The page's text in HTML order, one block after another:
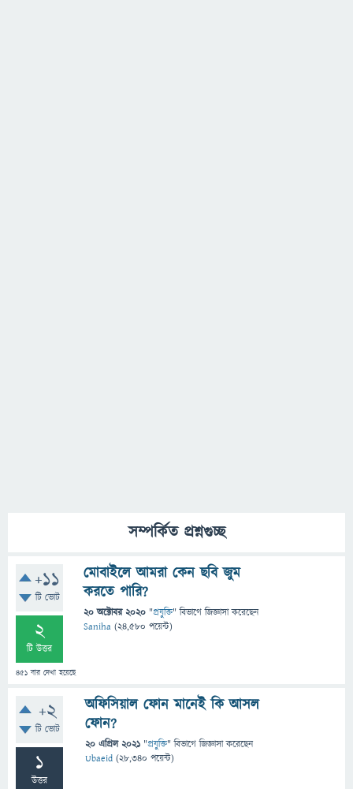
সম্পর্কিত প্রশ্নগুচ্ছ
+11
টি ভোট
2
টি উত্তর
451 বার দেখা হয়েছে
মোবাইলে আমরা কেন ছবি জুম
করতে পারি?
20 অক্টোবর 2020 "প্রযুক্তি" বিভাগে জিজ্ঞাসাকরেছেন
Saniha (24,580 পয়েন্ট)
+2
টি ভোট
1
উত্তর
অফিসিয়াল ফোন মানেই কি আসল
ফোন?
20 এপ্রিল 2021 "প্রযুক্তি" বিভাগে জিজ্ঞাসাকরেছেন
Ubaeid (28,340 পয়েন্ট)